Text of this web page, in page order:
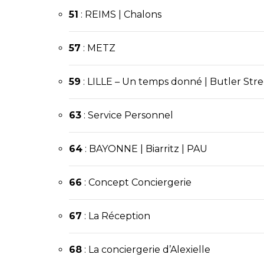
51 : REIMS Chalons
57 : METZ
59 : LILLE – Un temps donné | Butler
63 : Service Personnel
64 : BAYONNE | Biarritz | PAU
66 : Concept Conciergerie
67 : La Réception
68 : La conciergerie d’Alexielle